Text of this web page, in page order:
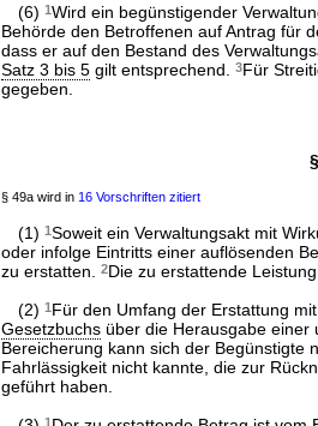
(6) 1Wird ein begünstigender
Behörde den Betroffenen auf Antrag für
dass er auf den Bestand des
Satz 3 bis 5 gilt entsprechend. 3Für
gegeben.
§ 49a wird in 16 Vorschriften zitiert
(1) 1Soweit ein Verwaltungsakt mit
oder infolge Eintritts einer auflösenden
zu erstatten.
2Die zu erstattende
(2) 1Für den Umfang der Erstattung
Gesetzbuchs über die Herausgabe einer
Bereicherung kann sich der Begünstigte
Fahrlässigkeit nicht kannte, die zur
geführt haben.
1